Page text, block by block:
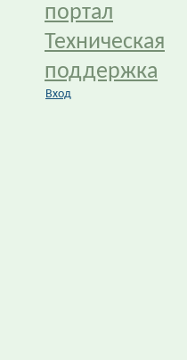
портал
Техническая
поддержка
Вход